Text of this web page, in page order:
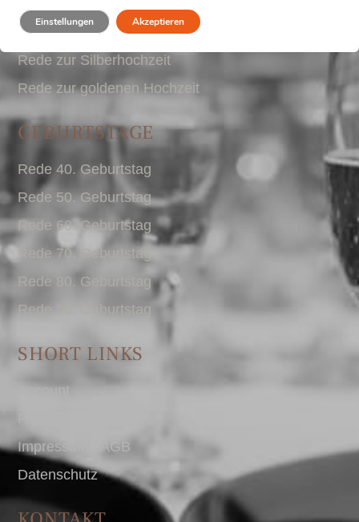
Trauzeuginnenrede
Rede zur Silberhochzeit
Rede zur goldenen Hochzeit
GEBURTSTAGE
Rede 40. Geburtstag
Rede 50. Geburtstag
Rede 60. Geburtstag
Rede 70. Geburtstag
Rede 80. Geburtstag
Rede 90. Geburtstag
SHORT LINKS
Account
Impressum I AGB
Datenschutz
Akzeptieren
Einstellungen